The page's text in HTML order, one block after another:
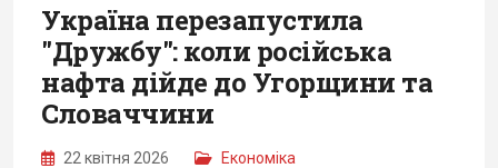
Україна перезапустила
"Дружбу": коли російська
нафта дійде до Угорщини та
Словаччини
22 квітня 2026 Економіка